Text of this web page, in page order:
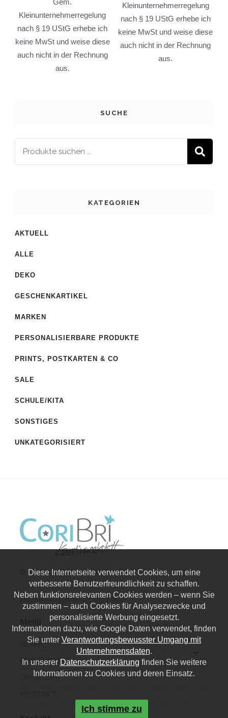
Kleinunternehmerregelung
nach § 19 UStG erhebe ich
keine MwSt und weise diese
auch nicht in der Rechnung
aus.
Kleinunternehmerregelung
nach § 19 UStG erhebe ich
keine MwSt und weise diese
auch nicht in der Rechnung
aus.
SUCHE
KATEGORIEN
AKTUELL
ALLE
DEKO
GESCHENKARTIKEL
MARKEN
PERSONALISIERBARE PRODUKTE
PRINTS, POSTKARTEN & CO
SALE
SCHULE/KITA
SONSTIGES
UNKATEGORISIERT
© 2026 | CoriBri Kreativwerkstatt
Impressum|Datenschutz|AGB
HOME
PRODUKTE
ÜBER UNS
Diese Internetseite verwendet Cookies, um eine
verbesserte Benutzerfreundlichkeit zu schaffen.
Neben funktionsrelevanten Cookies werden – wenn Sie
zustimmen – auch Cookies für Analysezwecke und
personalisierte Werbung eingesetzt.
Informationen dazu, wie Google Daten verwendet, finden
Sie unter Verantwortungsbewusster Umgang mit
Unternehmensdaten.
In unserer Datenschutzerklärung finden Sie weitere
Informationen zu Cookies und deren Einsatz.
Ich stimme zu